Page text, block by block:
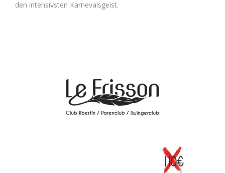
den intensivsten Karnevalsgeist.